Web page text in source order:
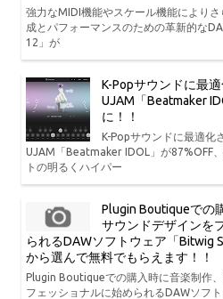
強力なMIDI機能やスケール機能により
成とパフォーマンスのための革新的な
12」が
K-Popサウンドに最
UJAM「Beatmaker
に！！
K-Popサウンドに最適化
UJAM「Beatmaker IDOL」が87%OFF
トの明るくハイパー
Plugin Boutiqueでの
サウンドデザインを
られるDAWソフトウェア「Bitwig
から選んで無料でもらえます！！
Plugin Boutiqueでの購入時に音楽制作
フェッショナルに始められるDAWソフ